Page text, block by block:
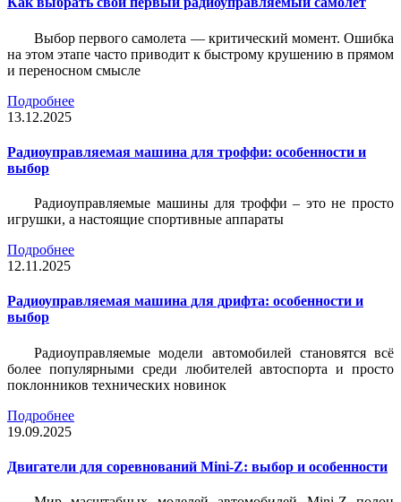
Выбор первого самолета — критический момент. Ошибка
на этом этапе часто приводит к быстрому крушению в прямом
и переносном смысле
Подробнее
13.12.2025
Радиоуправляемая машина для троффи: особенности и
выбор
Радиоуправляемые машины для троффи – это не просто
игрушки, а настоящие спортивные аппараты
Подробнее
12.11.2025
Радиоуправляемая машина для дрифта: особенности и
выбор
Радиоуправляемые модели автомобилей становятся всё
более популярными среди любителей автоспорта и просто
поклонников технических новинок
Подробнее
19.09.2025
Двигатели для соревнований Mini-Z: выбор и особенности